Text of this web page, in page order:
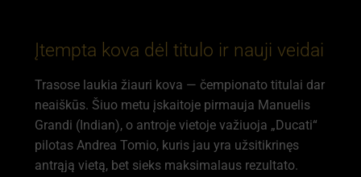
Įtempta kova dėl titulo ir nauji veidai
Trasose laukia žiauri kova — čempionato titulai dar
neaiškūs. Šiuo metu įskaitoje pirmauja Manuelis
Grandi (Indian), o antroje vietoje važiuoja „Ducati“
pilotas Andrea Tomio, kuris jau yra užsitikrinęs
antrąją vietą, bet sieks maksimalaus rezultato.